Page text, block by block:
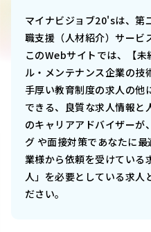
マイナビジョブ20'sは、第
職支援（人材紹介）サービ
このWebサイトでは、
【
ル・メンテナンス企業の技
手厚い教育制度の求人の他
できる、良質な求人情報と
のキャリアアドバイザーが
グ や面接対策であなたに
業様から依頼を受けている
人」を必要としている求人
ださい。